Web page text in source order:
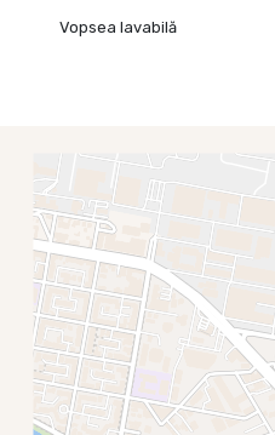
Vopsea lavabilă